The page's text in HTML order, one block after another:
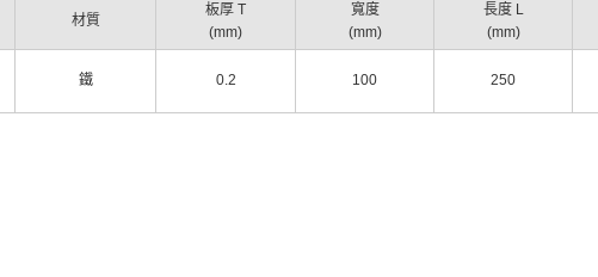
材質
板厚 T
(mm)
寬度
(mm)
長度 L
(mm)
鐵 0.2 100 250